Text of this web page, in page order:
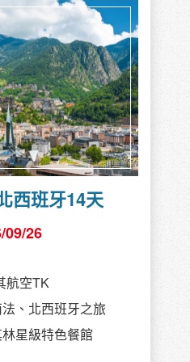
西班牙14天
09/26
航空TK
、北西班牙之旅
星級特色餐館